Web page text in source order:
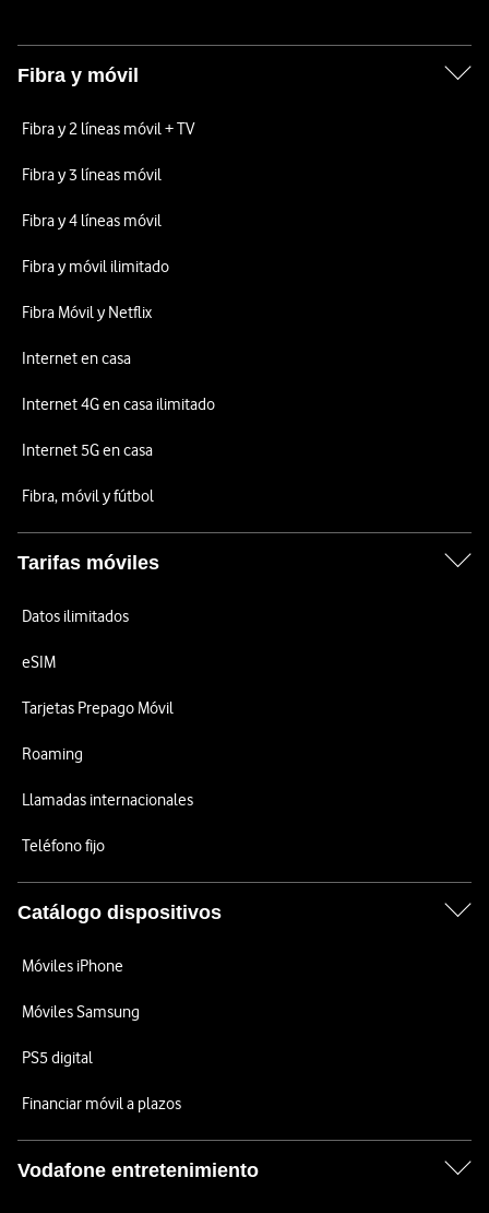
Fibra y móvil
Fibra y 2 líneas móvil + TV
Fibra y 3 líneas móvil
Fibra y 4 líneas móvil
Fibra y móvil ilimitado
Fibra Móvil y Netflix
Internet en casa
Internet 4G en casa ilimitado
Internet 5G en casa
Fibra, móvil y fútbol
Tarifas móviles
Datos ilimitados
eSIM
Tarjetas Prepago Móvil
Roaming
Llamadas internacionales
Teléfono fijo
Catálogo dispositivos
Móviles iPhone
Móviles Samsung
PS5 digital
Financiar móvil a plazos
Vodafone entretenimiento